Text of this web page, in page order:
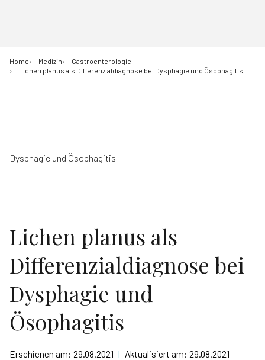
Home Medizin
Gastroenterologie
Lichen planus als Differenzialdiagnose bei Dysphagie und Ösophagitis
Dysphagie und Ösophagitis
Lichen planus als
Differenzialdiagnose bei
Dysphagie und
Ösophagitis
Erschienen am: 29.08.2021 | Aktualisiert am: 29.08.2021